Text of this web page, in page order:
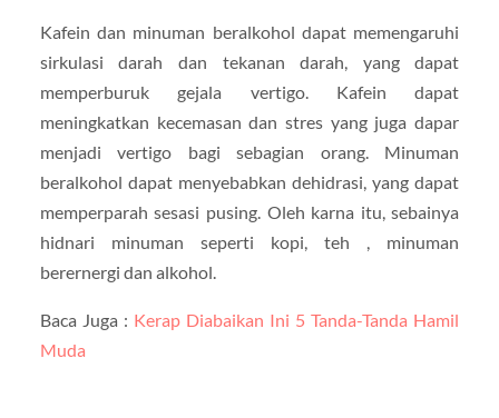
Kafein dan minuman beralkohol dapat memengaruhi
sirkulasi darah dan tekanan darah, yang dapat
memperburuk gejala vertigo. Kafein dapat
meningkatkan kecemasan dan stres yang juga dapar
menjadi vertigo bagi sebagian orang. Minuman
beralkohol dapat menyebabkan dehidrasi, yang dapat
memperparah sesasi pusing. Oleh karna itu, sebainya
hidnari minuman seperti kopi, teh , minuman
berernergi dan alkohol.
Baca Juga : Kerap Diabaikan Ini 5 Tanda-Tanda Hamil
Muda